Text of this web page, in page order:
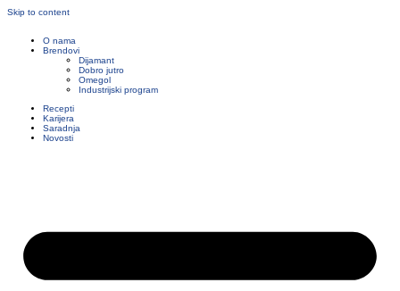
Skip to content
O nama
Brendovi
Dijamant
Dobro jutro
Omegol
Industrijski program
Recepti
Karijera
Saradnja
Novosti